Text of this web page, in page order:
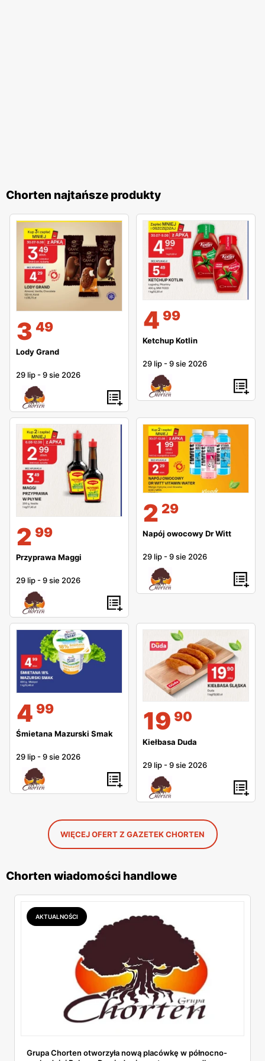
zakupy jeszcze bardziej opłacalnymi. Dzięki szerokiemu
asortymentowi oraz licznym udogodnieniom,Chortenjest
miejscem, które warto odwiedzać regularnie, ciesząc się
wygodą i korzyściami płynącymi z zakupów.
Chorten najtańsze produkty
3 49
Lody Grand
29 lip -9 sie 2026
4 99
Ketchup Kotlin
29 lip -9 sie 2026
2 99
Przyprawa Maggi
29 lip -9 sie 2026
2 29
Napój owocowy Dr Witt
29 lip -9 sie 2026
4 99
Śmietana Mazurski Smak
29 lip -9 sie 2026
19 90
Kiełbasa Duda
29 lip -9 sie 2026
WIĘCEJ OFERT Z GAZETEK CHORTEN
Chorten wiadomości handlowe
AKTUALNOŚCI
Grupa Chorten otworzyła nową placówkę w północno-